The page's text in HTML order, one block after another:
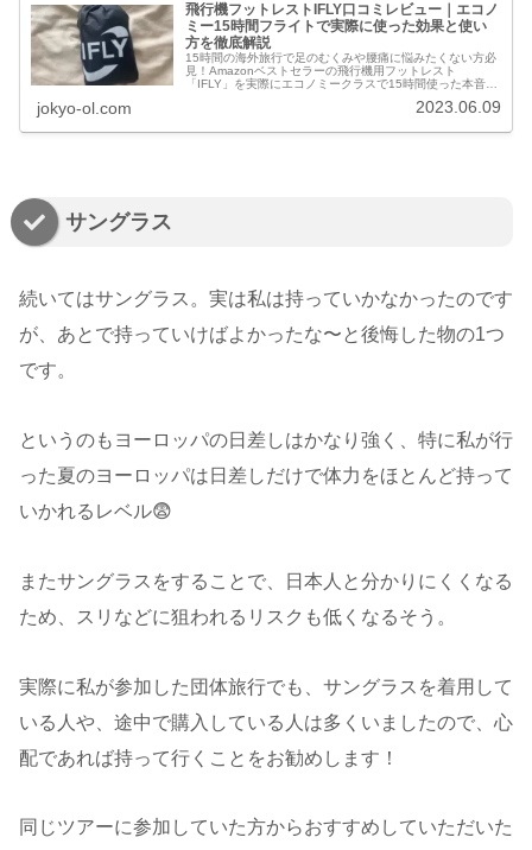
飛行機フットレストIFLY口コミレビュー｜エコノ
ミー15時間フライトで実際に使った効果と使い
方を徹底解説
15時間の海外旅行で足のむくみや腰痛に悩みたくない方必
見！Amazonベストセラーの飛行機用フットレスト
「IFLY」を実際にエコノミークラスで15時間使った本音を
jokyo-ol.com 2023.06.09
サングラス
続いてはサングラス。実は私は持っていかなかったのです
が、あとで持っていけばよかったな〜と後悔した物の1つ
です。
というのもヨーロッパの日差しはかなり強く、特に私が行
った夏のヨーロッパは日差しだけで体力をほとんど持って
いかれるレベル😨
またサングラスをすることで、日本人と分かりにくくなる
ため、スリなどに狙われるリスクも低くなるそう。
実際に私が参加した団体旅行でも、サングラスを着用して
いる人や、途中で購入している人は多くいましたので、心
配であれば持って行くことをお勧めします！
同じツアーに参加していた方からおすすめしていただいた